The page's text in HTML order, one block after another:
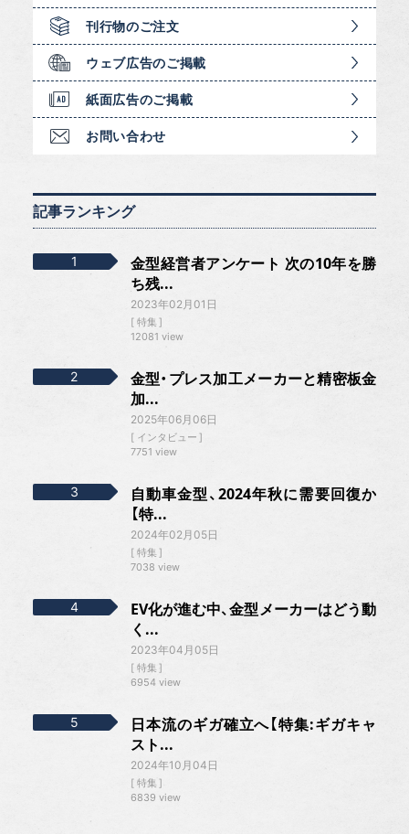
刊行物のご注文
ウェブ広告のご掲載
紙面広告のご掲載
お問い合わせ
記事ランキング
金型経営者アンケート 次の10年を勝
ち残...
2023年02月01日
特集
12081 view
金型・プレス加工メーカーと精密板金
加...
2025年06月06日
インタビュー
7751 view
自動車金型、2024年秋に需要回復か
【特...
2024年02月05日
特集
7038 view
EV化が進む中、金型メーカーはどう動
く...
2023年04月05日
特集
6954 view
日本流のギガ確立へ【特集:ギガキャ
スト...
2024年10月04日
特集
6839 view